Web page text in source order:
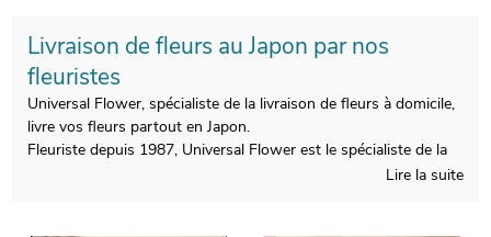
Livraison de fleurs au Japon par nos
fleuristes
Universal Flower, spécialiste de la livraison de fleurs à domicile,
livre vos fleurs partout en Japon.
Fleuriste depuis 1987, Universal Flower est le spécialiste de la
livraison de bouquets de fleurs à domicile par des fleuristes.
Lire la suite